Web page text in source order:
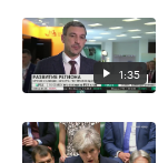
1:35